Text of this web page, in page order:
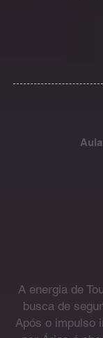
A energia de
busca de
Após o impulso